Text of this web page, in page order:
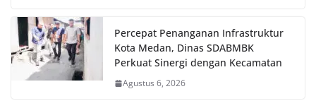
Percepat Penanganan Infrastruktur
Kota Medan, Dinas SDABMBK
Perkuat Sinergi dengan Kecamatan
Agustus 6, 2026